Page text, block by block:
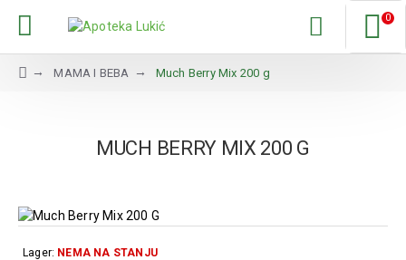
0
MAMA I BEBA Much Berry Mix 200 g
MUCH BERRY MIX 200 G
Lager: NEMA NA STANJU